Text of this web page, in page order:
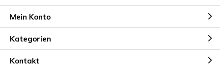
Mein Konto
Kategorien
Kontakt